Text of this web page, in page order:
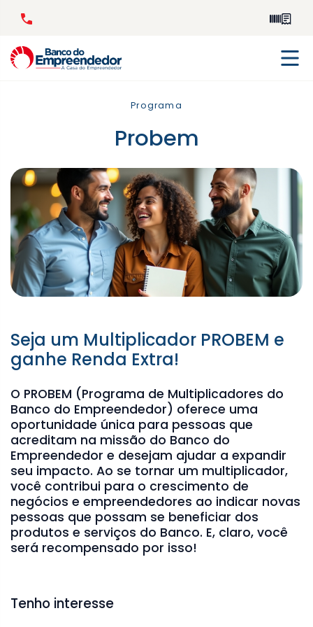
Programa
Probem
Seja um Multiplicador PROBEM e
ganhe Renda Extra!
O PROBEM (Programa de Multiplicadores do
Banco do Empreendedor) oferece uma
oportunidade única para pessoas que
acreditam na missão do Banco do
Empreendedor e desejam ajudar a expandir
seu impacto. Ao se tornar um multiplicador,
você contribui para o crescimento de
negócios e empreendedores ao indicar novas
pessoas que possam se beneficiar dos
produtos e serviços do Banco. E, claro, você
será recompensado por isso!
Tenho interesse